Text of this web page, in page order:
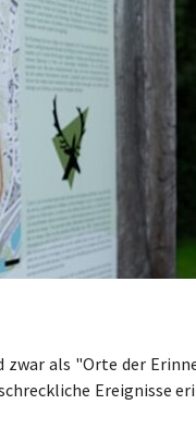
zwar als "Orte der
Ereignisse